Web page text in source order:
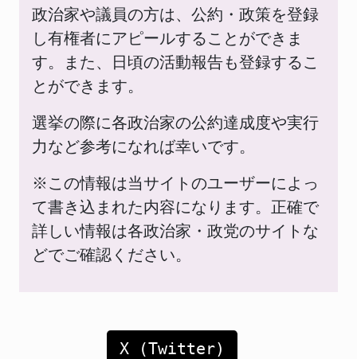
政治家や議員の方は、公約・政策を登録
し有権者にアピールすることができま
す。また、日頃の活動報告も登録するこ
とができます。
選挙の際に各政治家の公約達成度や実行
力など参考になれば幸いです。
※この情報は当サイトのユーザーによっ
て書き込まれた内容になります。正確で
詳しい情報は各政治家・政党のサイトな
どでご確認ください。
X (Twitter)